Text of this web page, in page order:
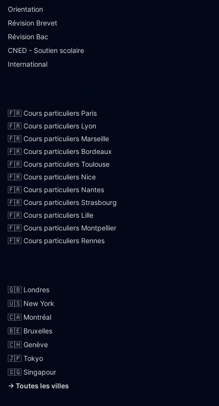
Orientation
Révision Brevet
Révision Bac
CNED - Soutien scolaire
International
🇫🇷 Cours particuliers Paris
🇫🇷 Cours particuliers Lyon
🇫🇷 Cours particuliers Marseille
🇫🇷 Cours particuliers Bordeaux
🇫🇷 Cours particuliers Toulouse
🇫🇷 Cours particuliers Nice
🇫🇷 Cours particuliers Nantes
🇫🇷 Cours particuliers Strasbourg
🇫🇷 Cours particuliers Lille
🇫🇷 Cours particuliers Montpellier
🇫🇷 Cours particuliers Rennes
🇬🇧 Londres
🇺🇸 New York
🇨🇦 Montréal
🇧🇪 Bruxelles
🇨🇭 Genève
🇯🇵 Tokyo
🇸🇬 Singapour
→ Toutes les villes